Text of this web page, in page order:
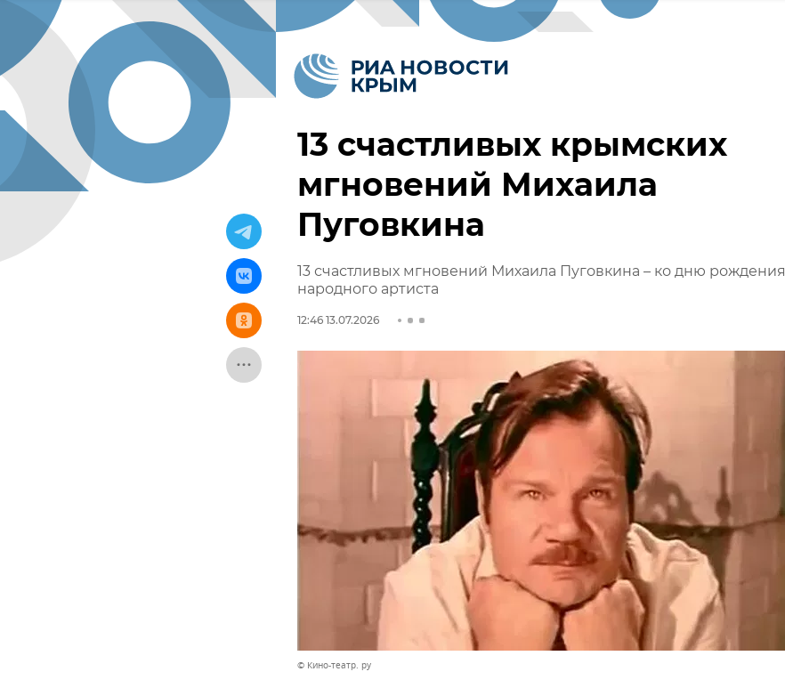
13 счастливых крымских
мгновений Михаила
Пуговкина
13 счастливых мгновений Михаила Пуговкина – ко дню рождения
народного артиста
12:46 13.07.2026
© Кино-театр. ру